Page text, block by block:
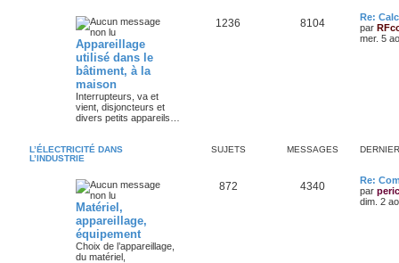
Appareillage
utilisé dans le
bâtiment, à la
maison
Interrupteurs, va et
vient, disjoncteurs et
divers petits appareils…
1236 8104
Re:
par
mer. 5
L’ÉLECTRICITÉ DANS
L’INDUSTRIE
SUJETS MESSAGES
Matériel,
appareillage,
équipement
Choix de l’appareillage,
du matériel,
872 4340
Re:
par
dim. 2